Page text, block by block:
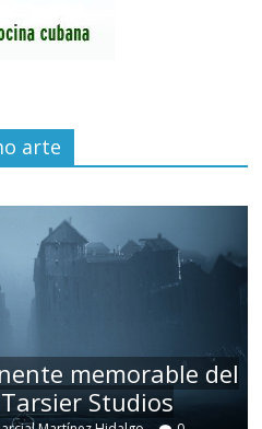
arte
memorable del
Studios